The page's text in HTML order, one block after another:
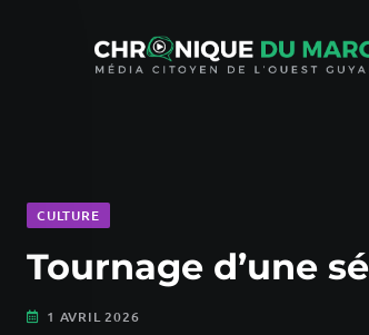
CULTURE
Tournage d’une
1 AVRIL 2026